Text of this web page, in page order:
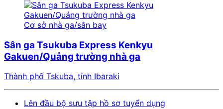
Cơ sở nhà ga/sân bay
Sân ga Tsukuba Express Kenkyu
Gakuen/Quảng trường nhà ga
Thành phố Tskuba, tỉnh Ibaraki
Lên đầu bộ sưu tập hồ sơ tuyển dụng